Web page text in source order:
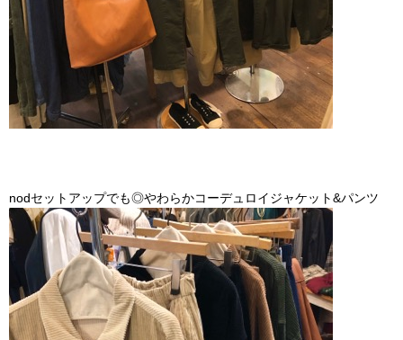
nodセットアップでも◎やわらかコーデュロイジャケット&パンツ